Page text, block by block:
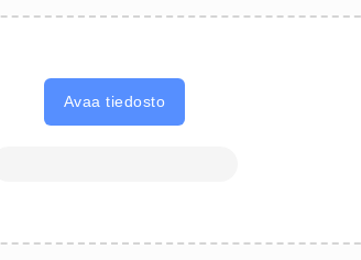
Avaa tiedosto